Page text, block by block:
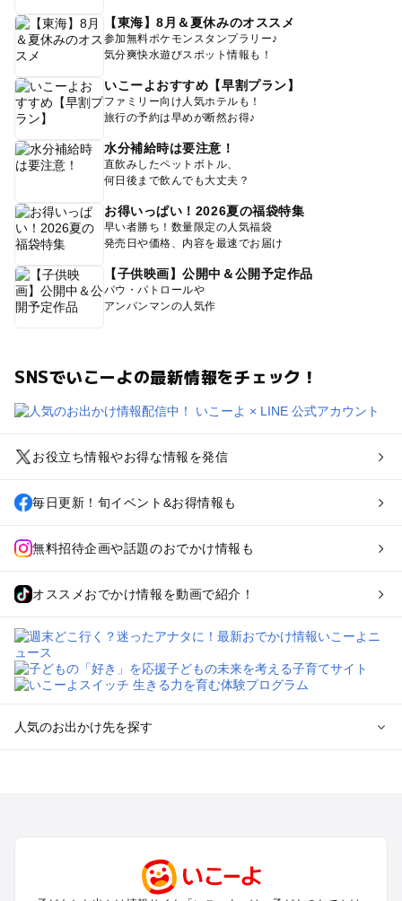
【東海】8月＆夏休みのオススメ
参加無料ポケモンスタンプラリー♪
気分爽快水遊びスポット情報も！
いこーよおすすめ【早割プラン】
ファミリー向け人気ホテルも！
旅行の予約は早めが断然お得♪
水分補給時は要注意！
直飲みしたペットボトル、
何日後まで飲んでも大丈夫？
お得いっぱい！2026夏の福袋特集
早い者勝ち！数量限定の人気福袋
発売日や価格、内容を最速でお届け
【子供映画】公開中＆公開予定作品
パウ・パトロールや
アンパンマンの人気作
SNSでいこーよの最新情報をチェック！
お役立ち情報やお得な情報を発信
毎日更新！旬イベント&お得情報も
無料招待企画や話題のおでかけ情報も
オススメおでかけ情報を動画で紹介！
人気のお出かけ先を探す
関西のプールおでかけ
中国･四国のプールおでかけ